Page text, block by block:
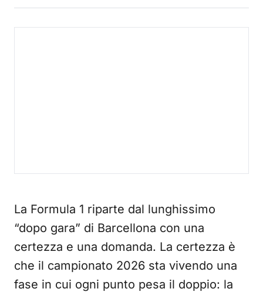
La Formula 1 riparte dal lunghissimo
“dopo gara” di Barcellona con una
certezza e una domanda. La certezza è
che il campionato 2026 sta vivendo una
fase in cui ogni punto pesa il doppio: la